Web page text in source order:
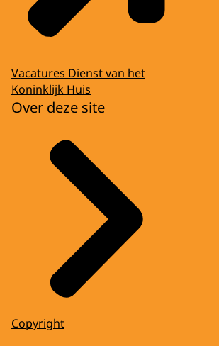
Vacatures Dienst van het
Koninklijk Huis
Over deze site
Copyright